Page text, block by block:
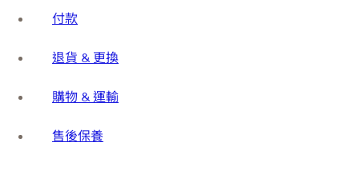
付款
退貨 & 更換
購物 & 運輸
售後保養